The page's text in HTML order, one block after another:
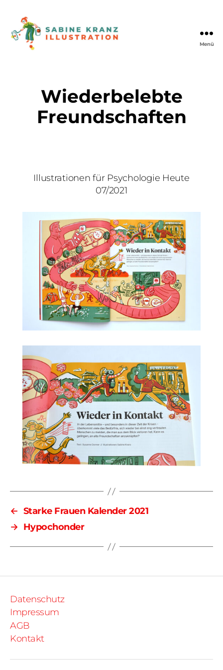
Illustration
Menü
Wiederbelebte
Freundschaften
Illustrationen für Psychologie Heute
07/2021
← Starke Frauen Kalender 2021
→ Hypochonder
Datenschutz
Impressum
AGB
Kontakt